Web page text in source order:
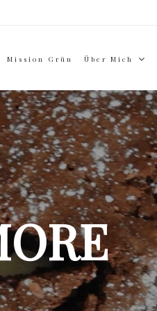
Mission Grün Über Mich